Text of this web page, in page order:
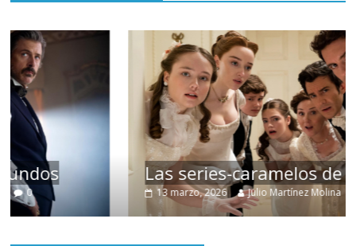
Las series-caramelos de Shondaland
13 marzo, 2026 Julio Martínez Molina 0